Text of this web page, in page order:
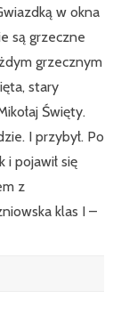
w okna
są grzeczne
grzecznym
stary
Święty.
I przybył. Po
i pojawił się
z
klas I –